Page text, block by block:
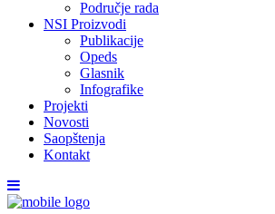
Područje rada
NSI Proizvodi
Publikacije
Opeds
Glasnik
Infografike
Projekti
Novosti
Saopštenja
Kontakt